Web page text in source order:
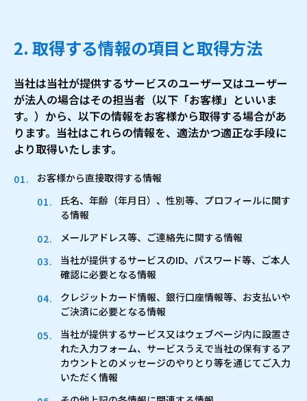
2. 取得する情報の項目と取得方法
当社は当社が提供するサービスのユーザー又はユーザー
が法人の場合はその担当者（以下「お客様」といいま
す。）から、以下の情報をお客様から取得する場合があ
ります。当社はこれらの情報を、適法かつ適正な手段に
より取得いたします。
お客様から直接取得する情報
氏名、年齢（年月日）、性別等、プロフィールに関す
る情報
メールアドレス等、ご連絡先に関する情報
当社が提供するサービスのID、パスワード等、ご本人
確認に必要となる情報
クレジットカード情報、銀行口座情報等、お支払いや
ご決済に必要となる情報
当社が提供するサービス又はウェブページ内に設置さ
れた入力フォーム、サービスうえで当社の保有するア
カウントとのメッセージのやりとり等を通じてご入力
いただく情報